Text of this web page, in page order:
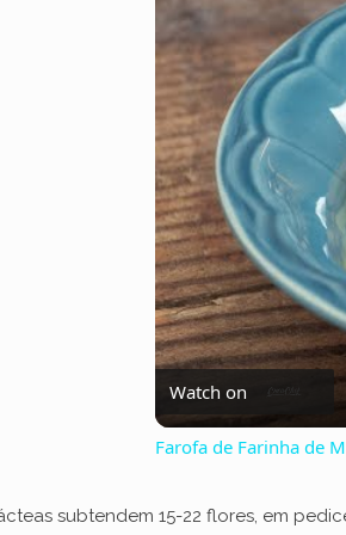
Watch on
Farofa de Farinha de
subtendem 15-22 flores, em